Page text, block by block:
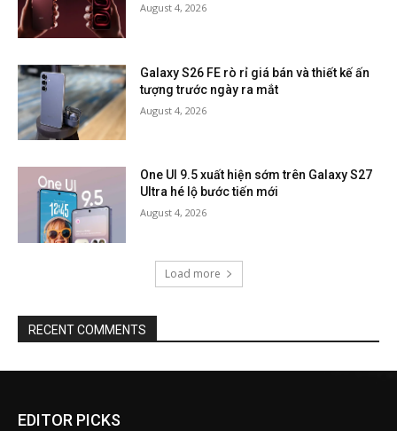
August 4, 2026
Galaxy S26 FE rò rỉ giá bán và thiết kế ấn
tượng trước ngày ra mắt
August 4, 2026
One UI 9.5 xuất hiện sớm trên Galaxy S27
Ultra hé lộ bước tiến mới
August 4, 2026
Load more
RECENT COMMENTS
EDITOR PICKS